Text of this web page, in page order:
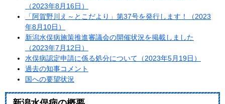
（2023年8月16日）
「阿賀野川え～とこだより」第37号を発行します！（2023
年8月10日）
新潟水俣病施策推進審議会の開催状況を掲載しました
（2023年7月12日）
水俣病認定申請に係る処分について（2023年5月19日）
過去の知事コメント
国への要望状況